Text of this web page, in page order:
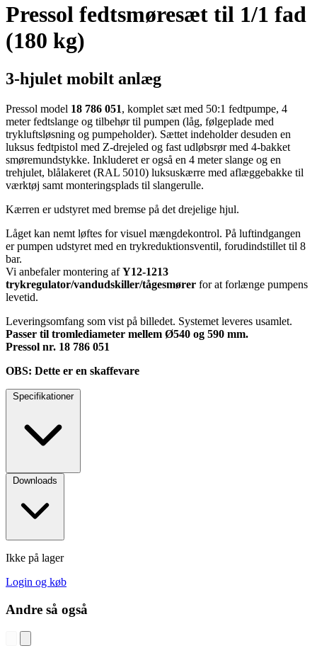
Pressol fedtsmøresæt til 1/1 fad
(180 kg)
3-hjulet mobilt anlæg
Pressol model 18 786 051, komplet sæt med 50:1 fedtpumpe, 4
meter fedtslange og tilbehør til pumpen (låg, følgeplade med
trykluftsløsning og pumpeholder). Sættet indeholder desuden en
luksus fedtpistol med Z-drejeled og fast udløbsrør med 4-bakket
smøremundstykke. Inkluderet er også en 4 meter slange og en
trehjulet, blålakeret (RAL 5010) luksuskærre med aflæggebakke til
værktøj samt monteringsplads til slangerulle.
Kærren er udstyret med bremse på det drejelige hjul.
Låget kan nemt løftes for visuel mængdekontrol. På luftindgangen
er pumpen udstyret med en trykreduktionsventil, forudindstillet til 8
bar.
Vi anbefaler montering afY12-1213
trykregulator/vandudskiller/tågesmører for at forlænge pumpens
levetid.
Leveringsomfang som vist på billedet. Systemet leveres usamlet.
Passer til tromlediameter mellem Ø540 og 590 mm.
Pressol nr. 18 786 051
OBS: Dette er en skaffevare
Specifikationer
Downloads
Ikke på lager
Login og køb
Andre så også